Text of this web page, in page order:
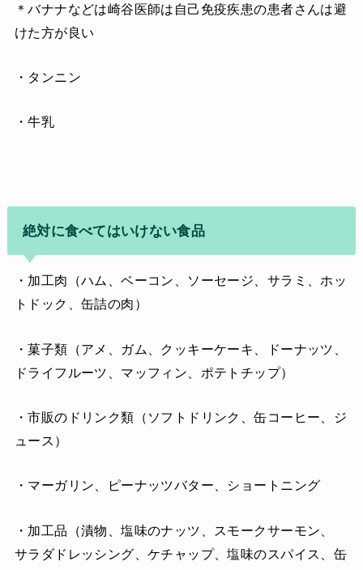
＊バナナなどは崎谷医師は自己免疫疾患の患者さんは避
けた方が良い
・タンニン
・牛乳
絶対に食べてはいけない食品
・加工肉（ハム、ベーコン、ソーセージ、サラミ、ホッ
トドック、缶詰の肉）
・菓子類（アメ、ガム、クッキーケーキ、ドーナッツ、
ドライフルーツ、マッフィン、ポテトチップ）
・市販のドリンク類（ソフトドリンク、缶コーヒー、ジ
ュース）
・マーガリン、ピーナッツバター、ショートニング
・加工品（漬物、塩味のナッツ、スモークサーモン、
サラダドレッシング、ケチャップ、塩味のスパイス、缶